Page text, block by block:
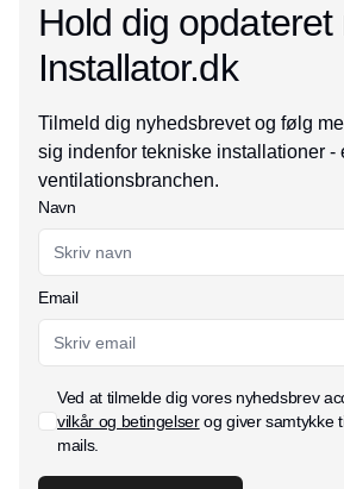
Hold dig opdateret
Installator.dk
Tilmeld dig nyhedsbrevet og følg
sig indenfor tekniske installationer -
ventilationsbranchen.
Navn
Email
Ved at tilmelde dig vores nyhedsbrev
vilkår og betingelserog giver samtykke
mails.